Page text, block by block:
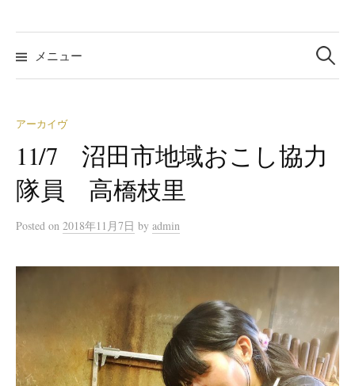
メニュー
検
索:
アーカイヴ
11/7 沼田市地域おこし協力
隊員 高橋枝里
Posted on 2018年11月7日 by admin